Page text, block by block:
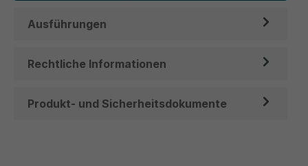
Ausführungen
Rechtliche Informationen
Produkt- und Sicherheitsdokumente